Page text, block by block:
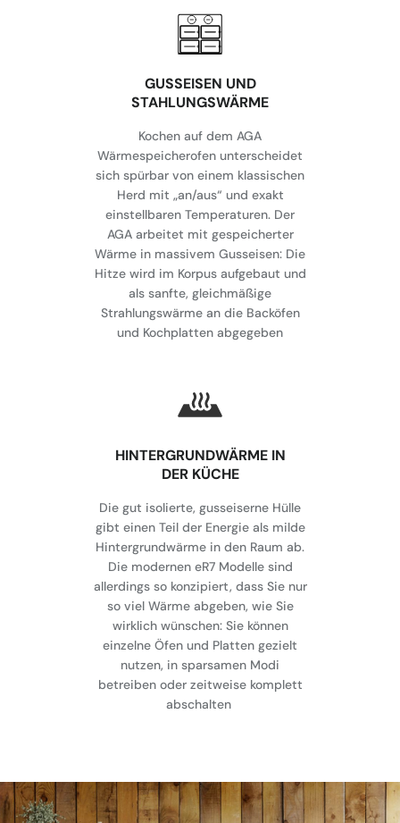
GUSSEISEN UND
STAHLUNGSWÄRME
Kochen auf dem AGA
Wärmespeicherofen unterscheidet
sich spürbar von einem klassischen
Herd mit „an/aus“ und exakt
einstellbaren Temperaturen. Der
AGA arbeitet mit gespeicherter
Wärme in massivem Gusseisen: Die
Hitze wird im Korpus aufgebaut und
als sanfte, gleichmäßige
Strahlungswärme an die Backöfen
und Kochplatten abgegeben
HINTERGRUNDWÄRME IN
DER KÜCHE
Die gut isolierte, gusseiserne Hülle
gibt einen Teil der Energie als milde
Hintergrundwärme in den Raum ab.
Die modernen eR7 Modelle sind
allerdings so konzipiert, dass Sie nur
so viel Wärme abgeben, wie Sie
wirklich wünschen: Sie können
einzelne Öfen und Platten gezielt
nutzen, in sparsamen Modi
betreiben oder zeitweise komplett
abschalten